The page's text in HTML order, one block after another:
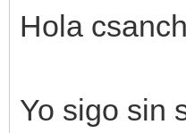
Hola
Yo sigo sin